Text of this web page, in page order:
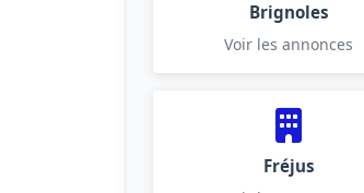
Brignoles
Voir les annonces
Fréjus